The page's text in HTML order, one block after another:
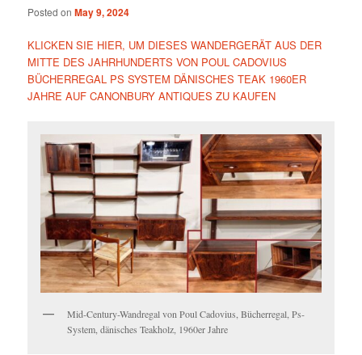
Posted onMay 9, 2024
KLICKEN SIE HIER, UM DIESES WANDERGERÄT AUS DER
MITTE DES JAHRHUNDERTS VON POUL CADOVIUS
BÜCHERREGAL PS SYSTEM DÄNISCHES TEAK 1960ER
JAHRE AUF CANONBURY ANTIQUES ZU KAUFEN
Mid-Century-Wandregal von Poul Cadovius, Bücherregal, Ps-
System, dänisches Teakholz, 1960er Jahre